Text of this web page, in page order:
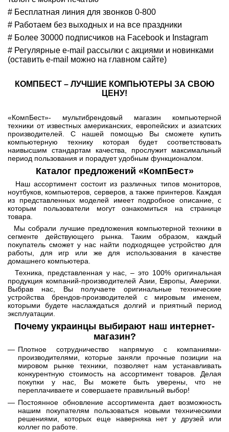
# Бесплатная линия для звонков 0-800
# Работаем без выходных и на все праздники
# Более 30000 подписчиков на Facebook и Instagram
# Регулярные e-mail рассылки с акциями и новинками
(оставить e-mail можно на главном сайте)
КОМПБЕСТ – ЛУЧШИЕ КОМПЬЮТЕРЫ ЗА СВОЮ
ЦЕНУ!
«КомпБест»- мультибрендовый магазин компьютерной
техники от известных американских, европейских и азиатских
производителей. С нашей помощью Вы сможете купить
компьютерную технику которая будет соответствовать
наивысшим стандартам качества, прослужит максимальный
период пользования и порадует удобным функционалом.
Каталог предложений «КомпБест»
Наш ассортимент состоит из различных типов мониторов,
ноутбуков, компьютеров, серверов, а также принтеров. Каждая
из представленных моделей имеет подробное описание, с
которым пользователи могут ознакомиться на странице
товара.
Мы собрали лучшие предложения компьютерной техники в
сегменте действующего рынка. Таким образом, каждый
покупатель сможет у нас найти подходящее устройство для
работы, для игр или же для использования в качестве
домашнего компьютера.
Техника, представленная у нас, – это 100% оригинальная
продукция компаний-производителей Азии, Европы, Америки.
Выбрав нас, Вы получаете оригинальные технические
устройства брендов-производителей с мировым именем,
которыми будете наслаждаться долгий и приятный период
эксплуатации.
Почему украинцы выбирают наш интернет-
магазин?
Плотное сотрудничество напрямую с компаниями-
производителями, которые заняли прочные позиции на
мировом рынке техники, позволяет нам устанавливать
конкурентную стоимость на ассортимент товаров. Делая
покупки у нас, Вы можете быть уверены, что не
переплачиваете и совершаете правильный выбор!
Постоянное обновление ассортимента дает возможность
нашим покупателям пользоваться новыми техническими
решениями, которых еще наверняка нет у друзей или
коллег по работе.